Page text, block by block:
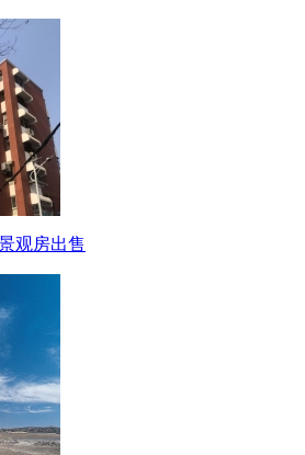
观房出售